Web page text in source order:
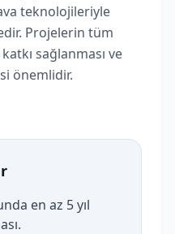
teknolojileriyle
Projelerin tüm
sağlanması ve
önemlidir.
en az 5 yıl